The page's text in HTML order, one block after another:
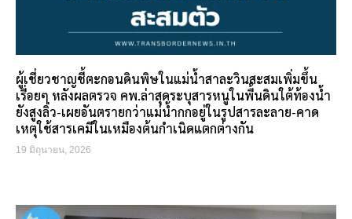
ผู้เชี่ยวชาญชี้ตะกอนดินพิษในแม่น้ำสาละวินสะสมเพิ่มขึ้น
เรื่อยๆ หลังผลตรวจ คพ.ล่าสุดระบุสารหนูในพื้นดินใต้ท้องน้ำ
ยังสูงลิ่ว-เผยอันตรายกว่าแม่น้ำกกอยู่ในรูปสารละลาย-คาด
เหตุใช้สารเคมีในเหมืองต้นกำเนิดแตกต่างกัน
19 มิถุนายน, 2026